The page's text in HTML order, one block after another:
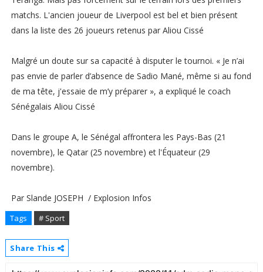
matchs. L'ancien joueur de Liverpool est bel et bien présent
dans la liste des 26 joueurs retenus par Aliou Cissé
Malgré un doute sur sa capacité à disputer le tournoi. « Je n’ai
pas envie de parler d’absence de Sadio Mané, même si au fond
de ma tête, j'essaie de m’y préparer », a expliqué le coach
Sénégalais Aliou Cissé
Dans le groupe A, le Sénégal affrontera les Pays-Bas (21
novembre), le Qatar (25 novembre) et l'Équateur (29
novembre).
Par Slande JOSEPH / Explosion Infos
Tags # Sport
Share This